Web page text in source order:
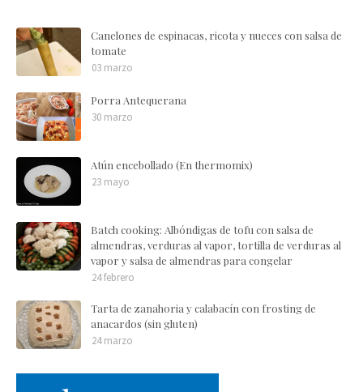
Canelones de espinacas, ricota y nueces con salsa de
tomate
03 marzo
Porra Antequerana
30 marzo
Atún encebollado (En thermomix)
23 mayo
Batch cooking: Albóndigas de tofu con salsa de
almendras, verduras al vapor, tortilla de verduras al
vapor y salsa de almendras para congelar
24 febrero
Tarta de zanahoria y calabacín con frosting de
anacardos (sin gluten)
24 marzo